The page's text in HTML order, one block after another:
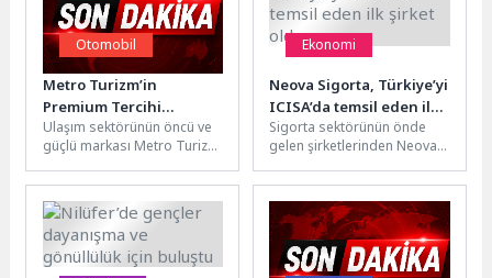
Otomobil
Metro Turizm’in
Premium Tercihi
Neoplan Skyliner Oldu
Ulaşım sektörünün öncü ve
güçlü markası Metro Turizm,
satın alarak filosunu...
Ekonomi
Neova Sigorta, Türkiye’yi
ICISA’da temsil eden ilk
şirket oldu
Sigorta sektörünün önde
gelen şirketlerinden Neova
kefalet alanında küresel
ölçekte 100...